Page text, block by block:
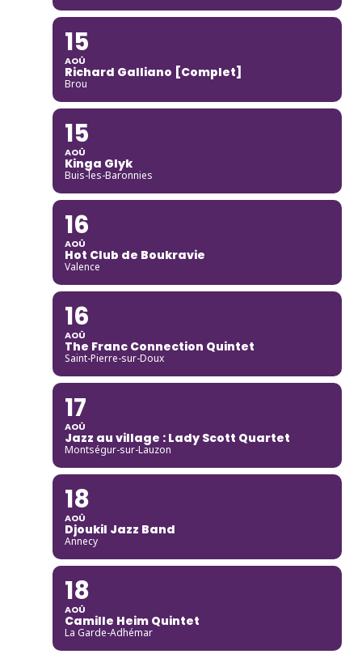
15
AOÛ
Richard Galliano [Complet]
Brou
15
AOÛ
Kinga Glyk
Buis-les-Baronnies
16
AOÛ
Hot Club de Boukravie
Valence
16
AOÛ
The Franc Connection Quintet
Saint-Pierre-sur-Doux
17
AOÛ
Jazz au village : Lady Scott Quartet
Montségur-sur-Lauzon
18
AOÛ
Djoukil Jazz Band
Annecy
18
AOÛ
Camille Heim Quintet
La Garde-Adhémar